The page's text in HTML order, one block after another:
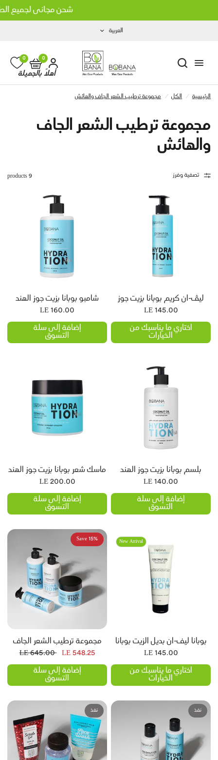
شحن مجاني لجميع
العربية
أهلاً بالجميلة
0
0
الرئيسية / الكل / مجموعة ترطيب الشعر الجاف والهائش
مجموعة ترطيب الشعر الجاف
والهائش
تصفية وفرز 9 products
لیڤ-ان کریم بوبانا بزيت جوز
الهند
LE 145.00
اختاري ما يناسبك من
الخيارات
شامبو بوبانا بزيت جوز الهند
LE 160.00
إضافة إلى سلة
التسوق
بلسم بوبانا بزيت جوز الهند
LE 140.00
إضافة إلى سلة
التسوق
ماسك شعر بوبانا بزيت جوز الهند
LE 200.00
إضافة إلى سلة
التسوق
بوبانا ليف-ان بديل الزيت بوبانا
بزيت جوز الهند
LE 145.00
New Arrival
اختاري ما يناسبك من
الخيارات
Save 15%
مجموعة ترطيب الشعر الجاف
والمموج من بوبانا
LE 645.00 LE 548.25
إضافة إلى سلة
التسوق
نفذ نفذ
بزيت جوز الهند
سلة التسوق
LE 160.00
إضافة إلى سلة التسوق